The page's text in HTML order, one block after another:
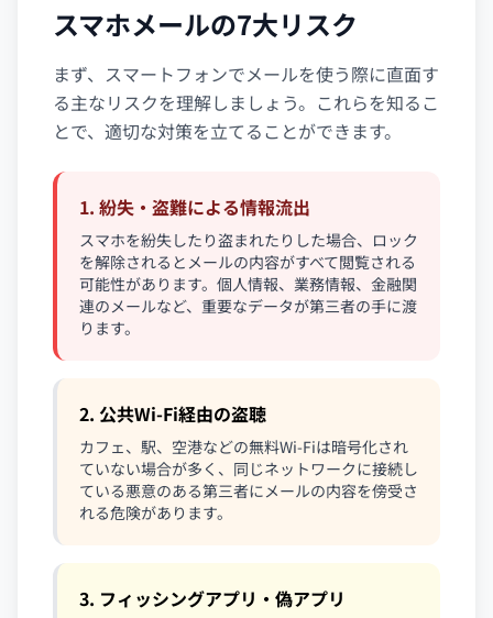
スマホメールの7大リスク
まず、スマートフォンでメールを使う際に直面す
る主なリスクを理解しましょう。これらを知るこ
とで、適切な対策を立てることができます。
1. 紛失・盗難による情報流出
スマホを紛失したり盗まれたりした場合、ロック
を解除されるとメールの内容がすべて閲覧される
可能性があります。個人情報、業務情報、金融関
連のメールなど、重要なデータが第三者の手に渡
ります。
2. 公共Wi-Fi経由の盗聴
カフェ、駅、空港などの無料Wi-Fiは暗号化され
ていない場合が多く、同じネットワークに接続し
ている悪意のある第三者にメールの内容を傍受さ
れる危険があります。
3. フィッシングアプリ・偽アプリ